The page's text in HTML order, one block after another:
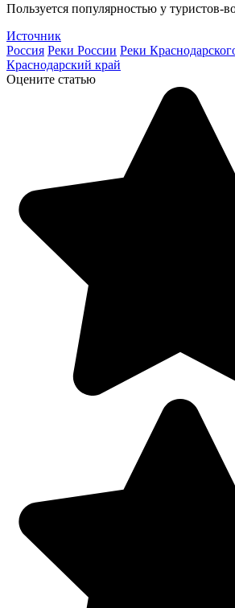
Пользуется популярностью у туристов-
Источник
Россия Реки России Реки
Краснодарский край
Оцените статью